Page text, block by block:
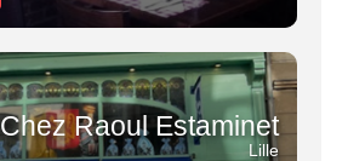
Chez Raoul Estaminet
Lille